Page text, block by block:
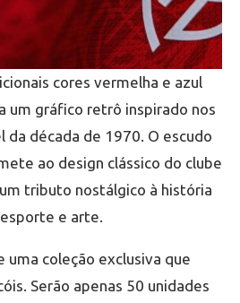
cores vermelha e azul
um gráfico retrô inspirado nos
da década de 1970. O escudo
ao design clássico do clube
tributo nostálgico à história
e arte.
uma coleção exclusiva que
Serão apenas 50 unidades